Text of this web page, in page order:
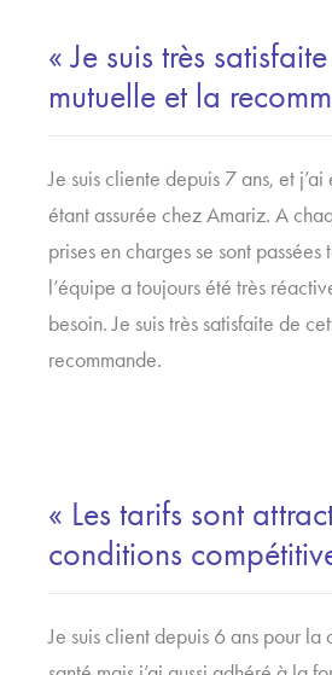
« Je suis très
mutuelle et la
Je suis cliente depuis 7 ans, et
étant assurée chez Amariz. A
prises en charges se sont
l’équipe a toujours été très
besoin. Je suis très satisfaite de
recommande.
« Les tarifs sont
conditions
Je suis client depuis 6 ans pour la